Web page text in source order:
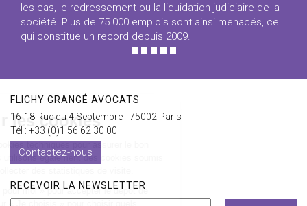
les cas, le redressement ou la liquidation judiciaire de la
société. Plus de 75 000 emplois sont ainsi menacés, ce
qui constitue un record depuis 2009.
FLICHY GRANGÉ AVOCATS
16-18 Rue du 4 Septembre - 75002 Paris
Tél : +33 (0)1 56 62 30 00
Contactez-nous
RECEVOIR LA NEWSLETTER